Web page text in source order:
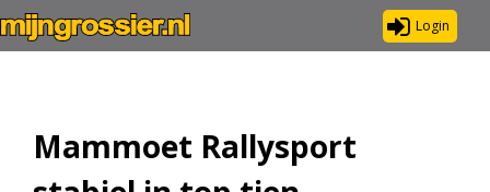
Login
Mammoet Rallysport